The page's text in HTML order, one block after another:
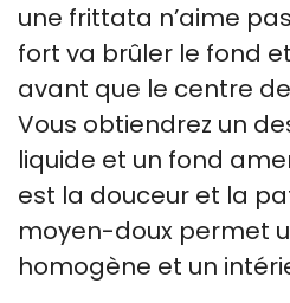
une frittata n’aime
fort va brûler le fond
avant que le centre
Vous obtiendrez un
liquide et un fond
est la douceur et la
moyen-doux permet
homogène et un